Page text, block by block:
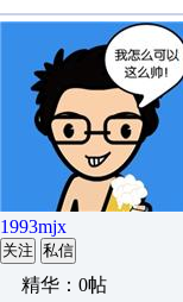
1993mjx
关注 私信
精华：0帖